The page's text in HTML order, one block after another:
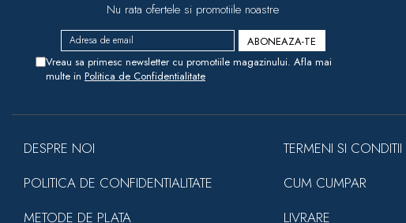
Nu rata ofertele si promotiile noastre
Vreau sa primesc newsletter cu promotiile magazinului. Afla mai
multe in Politica de Confidentialitate
DESPRE NOI
POLITICA DE CONFIDENTIALITATE
METODE DE PLATA
TERMENI SI CONDITII
CUM CUMPAR
LIVRARE